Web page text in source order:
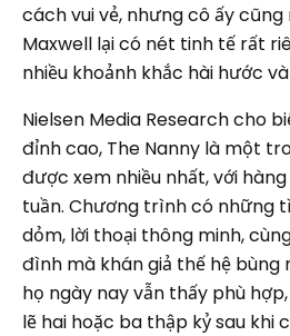
cách vui vẻ, nhưng cô ấy
Maxwell lại có nét tinh tế rất
nhiều khoảnh khắc hài hước
Nielsen Media Research cho
đỉnh cao, The Nanny là một
được xem nhiều nhất, với
tuần. Chương trình có những
dỏm, lời thoại thông minh,
đình mà khán giả thế hệ bùng
họ ngày nay vẫn thấy phù
lẽ hai hoặc ba thập kỷ sau